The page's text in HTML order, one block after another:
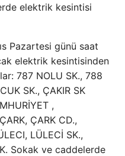
elektrik kesintisi
Pazartesi günü saat
elektrik kesintisinden
787 NOLU SK., 788
SK., ÇAKIR SK
,
ÇARK CD.,
LÜLECİ SK.,
Sokak ve caddelerde